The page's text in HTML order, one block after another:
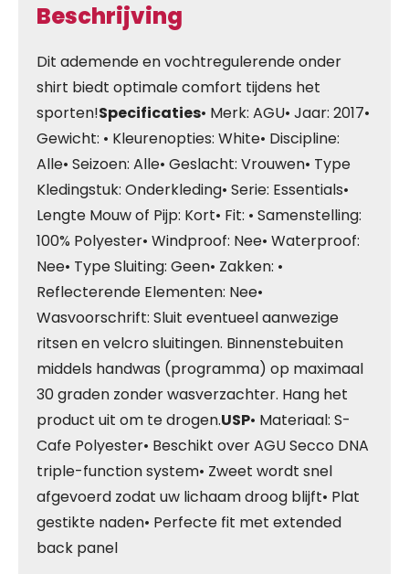
Beschrijving
Dit ademende en vochtregulerende onder
shirt biedt optimale comfort tijdens het
sporten!Specificaties• Merk: AGU• Jaar: 2017•
Gewicht: • Kleurenopties: White• Discipline:
Alle• Seizoen: Alle• Geslacht: Vrouwen• Type
Kledingstuk: Onderkleding• Serie: Essentials•
Lengte Mouw of Pijp: Kort• Fit: • Samenstelling:
100% Polyester• Windproof: Nee• Waterproof:
Nee• Type Sluiting: Geen• Zakken: •
Reflecterende Elementen: Nee•
Wasvoorschrift: Sluit eventueel aanwezige
ritsen en velcro sluitingen. Binnenstebuiten
middels handwas (programma) op maximaal
30 graden zonder wasverzachter. Hang het
product uit om te drogen.USP• Materiaal: S-
Cafe Polyester• Beschikt over AGU Secco DNA
triple-function system• Zweet wordt snel
afgevoerd zodat uw lichaam droog blijft• Plat
gestikte naden• Perfecte fit met extended
back panel